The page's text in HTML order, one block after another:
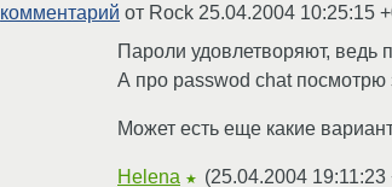
комментарий от Rock 25.04.2004 10:25:15
Пароли удовлетворяют, ведь
А про passwod chat посмотрю
Может есть еще какие
Helena ★ (25.04.2004 19:11:23